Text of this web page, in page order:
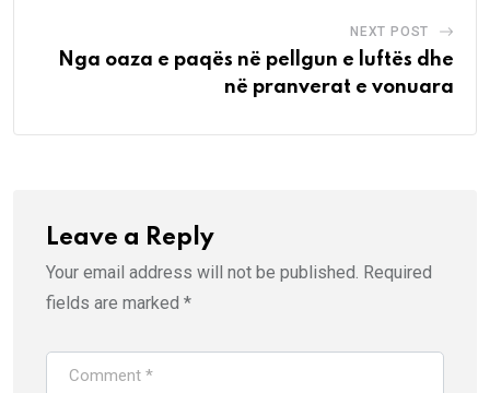
NEXT POST
Nga oaza e paqës në pellgun e luftës dhe
në pranverat e vonuara
Leave a Reply
Your email address will not be published. Required
fields are marked *